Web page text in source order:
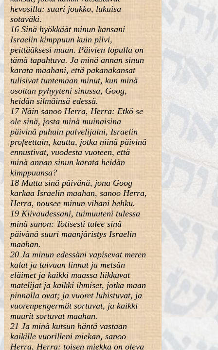
hevosilla: suuri joukko, lukuisa
sotaväki.
16 Sinä hyökkäät minun kansani
Israelin kimppuun kuin pilvi,
peittääksesi maan. Päivien lopulla on
tämä tapahtuva. Ja minä annan sinun
karata maahani, että pakanakansat
tulisivat tuntemaan minut, kun minä
osoitan pyhyyteni sinussa, Goog,
heidän silmäinsä edessä.
17 Näin sanoo Herra, Herra: Etkö se
ole sinä, josta minä muinaisina
päivinä puhuin palvelijaini, Israelin
profeettain, kautta, jotka niinä päivinä
ennustivat, vuodesta vuoteen, että
minä annan sinun karata heidän
kimppuunsa?
18 Mutta sinä päivänä, jona Goog
karkaa Israelin maahan, sanoo Herra,
Herra, nousee minun vihani hehku.
19 Kiivaudessani, tuimuuteni tulessa
minä sanon: Totisesti tulee sinä
päivänä suuri maanjäristys Israelin
maahan.
20 Ja minun edessäni vapisevat meren
kalat ja taivaan linnut ja metsän
eläimet ja kaikki maassa liikkuvat
matelijat ja kaikki ihmiset, jotka maan
pinnalla ovat; ja vuoret luhistuvat, ja
vuorenpengermät sortuvat, ja kaikki
muurit sortuvat maahan.
21 Ja minä kutsun häntä vastaan
kaikille vuorilleni miekan, sanoo
Herra, Herra: toisen miekka on oleva